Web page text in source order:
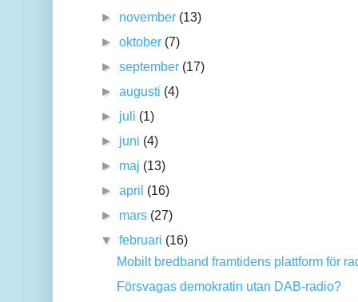
► november (13)
►oktober (7)
►september (17)
►augusti (4)
► juli (1)
► juni (4)
► maj (13)
►april (16)
► mars (27)
▼februari (16)
Mobilt bredband framtidens plattform för
Försvagas demokratin utan DAB-radio?